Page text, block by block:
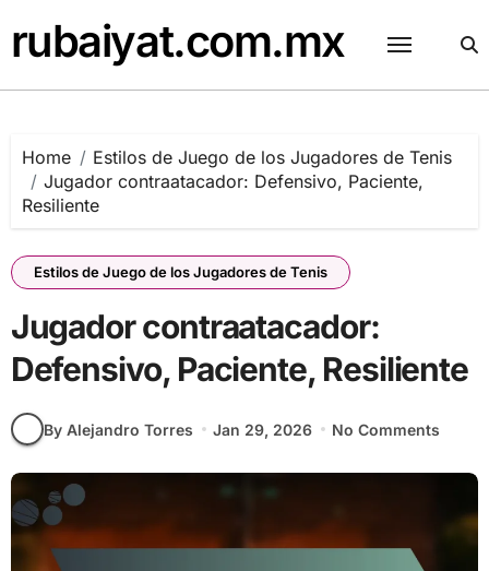
to
content
rubaiyat.com.mx
Home
Estilos de Juego de los Jugadores de Tenis
Jugador contraatacador: Defensivo, Paciente,
Resiliente
Estilos de Juego de los Jugadores de Tenis
Jugador contraatacador:
Defensivo, Paciente, Resiliente
By Alejandro Torres Jan 29, 2026 No Comments